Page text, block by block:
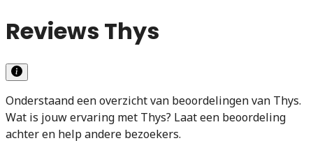
Reviews Thys
Onderstaand een overzicht van beoordelingen van Thys.
Wat is jouw ervaring met Thys? Laat een beoordeling
achter en help andere bezoekers.